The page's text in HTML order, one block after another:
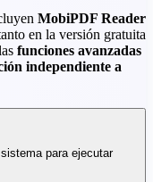
MobiPDF Reader
en la versión gratuita
funciones avanzadas
independiente a
para ejecutar